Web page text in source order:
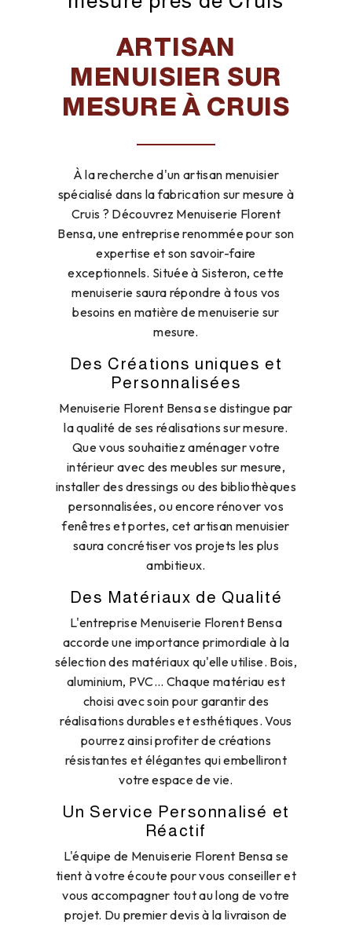
ARTISAN
MENUISIER SUR
MESURE À CRUIS
À la recherche d'un artisan menuisier
spécialisé dans la fabrication sur mesure à
Cruis ? Découvrez Menuiserie Florent
Bensa, une entreprise renommée pour son
expertise et son savoir-faire
exceptionnels. Située à Sisteron, cette
menuiserie saura répondre à tous vos
besoins en matière de menuiserie sur
mesure.
Des Créations uniques et
Personnalisées
Menuiserie Florent Bensa se distingue par
la qualité de ses réalisations sur mesure.
Que vous souhaitiez aménager votre
intérieur avec des meubles sur mesure,
installer des dressings ou des bibliothèques
personnalisées, ou encore rénover vos
fenêtres et portes, cet artisan menuisier
saura concrétiser vos projets les plus
ambitieux.
Des Matériaux de Qualité
L'entreprise Menuiserie Florent Bensa
accorde une importance primordiale à la
sélection des matériaux qu'elle utilise. Bois,
aluminium, PVC... Chaque matériau est
choisi avec soin pour garantir des
réalisations durables et esthétiques. Vous
pourrez ainsi profiter de créations
résistantes et élégantes qui embelliront
votre espace de vie.
Un Service Personnalisé et
Réactif
L'équipe de Menuiserie Florent Bensa se
tient à votre écoute pour vous conseiller et
vous accompagner tout au long de votre
projet. Du premier devis à la livraison de